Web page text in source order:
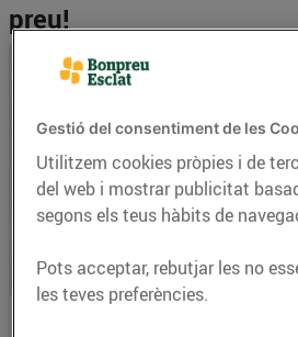
preu!
Gestió del consentiment de les
Utilitzem cookies pròpies i de
del web i mostrar publicitat
segons els teus hàbits de
Pots acceptar, rebutjar les no
les teves preferències.